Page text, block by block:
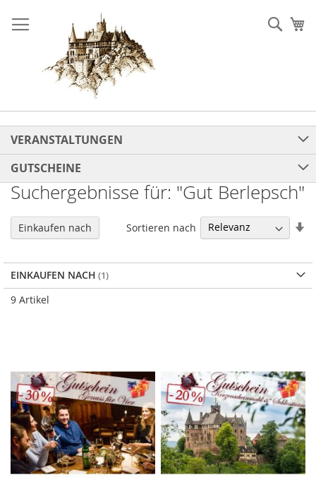
zum
Inhalt
VERANSTALTUNGEN
GUTSCHEINE
Suchergebnisse für: "Gut Berlepsch"
9 Artikel
Sortieren nach
Einkaufen nach
EINKAUFEN NACH